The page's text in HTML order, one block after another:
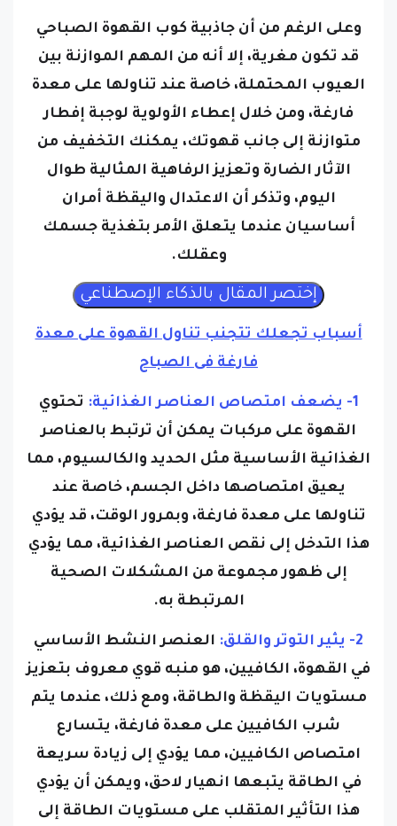
وعلى الرغم من أن جاذبية كوب القهوة الصباحي
قد تكون مغرية، إلا أنه من المهم الموازنة بين
العيوب المحتملة، خاصة عند تناولها على معدة
فارغة، ومن خلال إعطاء الأولوية لوجبة إفطار
متوازنة إلى جانب قهوتك، يمكنك التخفيف من
الآثار الضارة وتعزيز الرفاهية المثالية طوال
اليوم، وتذكر أن الاعتدال واليقظة أمران
أساسيان عندما يتعلق الأمر بتغذية جسمك
وعقلك.
أسباب تجعلك تتجنب تناول القهوة على معدة
فارغة فى الصباح
1- يضعف امتصاص العناصر الغذائية:
تحتوي
القهوة على مركبات يمكن أن ترتبط بالعناصر
الغذائية الأساسية مثل الحديد والكالسيوم، مما
يعيق امتصاصها داخل الجسم، خاصة عند
تناولها على معدة فارغة، وبمرور الوقت، قد يؤدي
هذا التدخل إلى نقص العناصر الغذائية، مما يؤدي
إلى ظهور مجموعة من المشكلات الصحية
المرتبطة به.
2- يثير التوتر والقلق:
العنصر النشط الأساسي
في القهوة، الكافيين، هو منبه قوي معروف بتعزيز
مستويات اليقظة والطاقة، ومع ذلك، عندما يتم
شرب الكافيين على معدة فارغة، يتسارع
امتصاص الكافيين، مما يؤدي إلى زيادة سريعة
في الطاقة يتبعها انهيار لاحق، ويمكن أن يؤدي
هذا التأثير المتقلب على مستويات الطاقة إلى